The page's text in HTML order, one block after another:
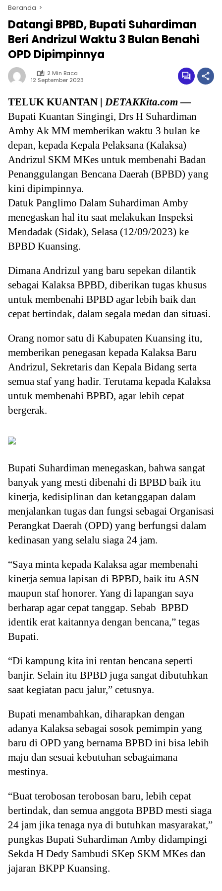
Beranda
Datangi BPBD, Bupati Suhardiman
Beri Andrizul Waktu 3 Bulan Benahi
OPD Dipimpinnya
2 Min Baca
12 September 2023
TELUK KUANTAN | DETAKKita.com—
Bupati Kuantan Singingi, Drs H Suhardiman
Amby Ak MM memberikan waktu 3 bulan ke
depan, kepada Kepala Pelaksana (Kalaksa)
Andrizul SKM MKes untuk membenahi Badan
Penanggulangan Bencana Daerah (BPBD) yang
kini dipimpinnya.
Datuk Panglimo Dalam Suhardiman Amby
menegaskan hal itu saat melakukan Inspeksi
Mendadak (Sidak), Selasa (12/09/2023) ke
BPBD Kuansing.
Dimana Andrizul yang baru sepekan dilantik
sebagai Kalaksa BPBD, diberikan tugas khusus
untuk membenahi BPBD agar lebih baik dan
cepat bertindak, dalam segala medan dan situasi.
Orang nomor satu di Kabupaten Kuansing itu,
memberikan penegasan kepada Kalaksa Baru
Andrizul, Sekretaris dan Kepala Bidang serta
semua staf yang hadir. Terutama kepada Kalaksa
untuk membenahi BPBD, agar lebih cepat
bergerak.
Bupati Suhardiman menegaskan, bahwa sangat
banyak yang mesti dibenahi di BPBD baik itu
kinerja, kedisiplinan dan ketanggapan dalam
menjalankan tugas dan fungsi sebagai Organisasi
Perangkat Daerah (OPD) yang berfungsi dalam
kedinasan yang selalu siaga 24 jam.
“Saya minta kepada Kalaksa agar membenahi
kinerja semua lapisan di BPBD, baik itu ASN
maupun staf honorer. Yang di lapangan saya
berharap agar cepat tanggap. Sebab BPBD
identik erat kaitannya dengan bencana,” tegas
Bupati.
“Di kampung kita ini rentan bencana seperti
banjir. Selain itu BPBD juga sangat dibutuhkan
saat kegiatan pacu jalur,” cetusnya.
Bupati menambahkan, diharapkan dengan
adanya Kalaksa sebagai sosok pemimpin yang
baru di OPD yang bernama BPBD ini bisa lebih
maju dan sesuai kebutuhan sebagaimana
mestinya.
“Buat terobosan terobosan baru, lebih cepat
bertindak, dan semua anggota BPBD mesti siaga
24 jam jika tenaga nya di butuhkan masyarakat,”
pungkas Bupati Suhardiman Amby didampingi
Sekda H Dedy Sambudi SKep SKM MKes dan
jajaran BKPP Kuansing.